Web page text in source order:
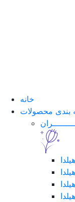
خانه
بندی محصولات